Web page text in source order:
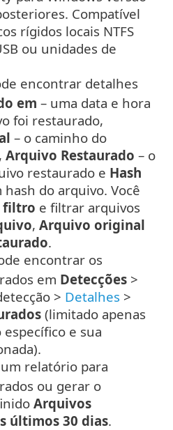
Compatível
rígidos locais NTFS
ou unidades de
encontrar detalhes
em – uma data e hora
foi restaurado,
– o caminho do
Arquivo Restaurado – o
restaurado e Hash
hash do arquivo. Você
filtro e filtrar arquivos
, Arquivo original
.
encontrar os
em Detecções >
> Detalhes >
(limitado apenas
e sua
relatório para
ou gerar o
Arquivos
últimos 30 dias.